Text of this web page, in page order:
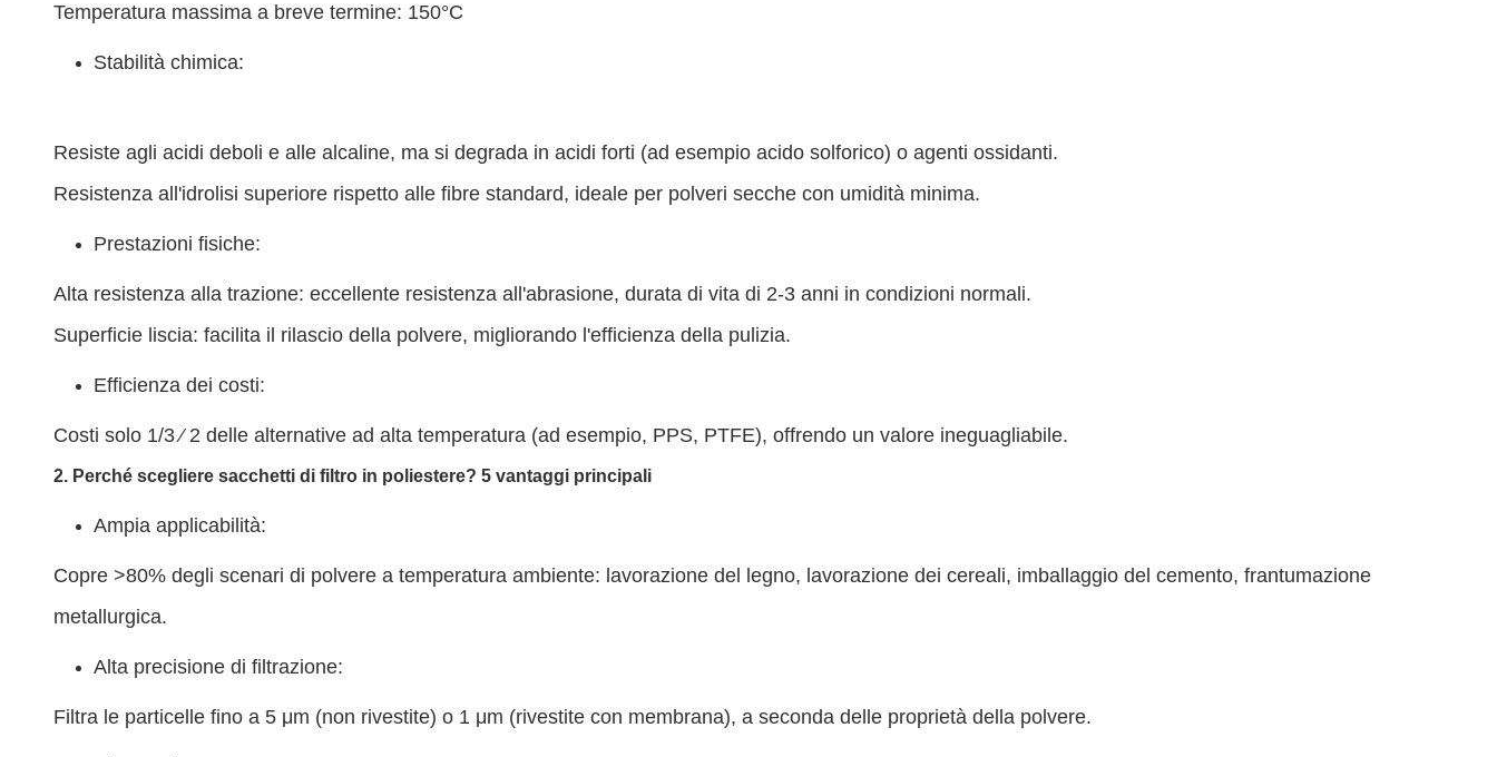
Temperatura massima a breve termine: 150°C
Stabilità chimica:
Resiste agli acidi deboli e alle alcaline, ma si degrada in acidi forti (ad esempio acido solforico) o agenti ossidanti.
Resistenza all'idrolisi superiore rispetto alle fibre standard, ideale per polveri secche con umidità minima.
Prestazioni fisiche:
Alta resistenza alla trazione: eccellente resistenza all'abrasione, durata di vita di 2-3 anni in condizioni normali.
Superficie liscia: facilita il rilascio della polvere, migliorando l'efficienza della pulizia.
Efficienza dei costi:
Costi solo 1/3 ⁄ 2 delle alternative ad alta temperatura (ad esempio, PPS, PTFE), offrendo un valore ineguagliabile.
2. Perché scegliere sacchetti di filtro in poliestere? 5 vantaggi principali
Ampia applicabilità:
Copre >80% degli scenari di polvere a temperatura ambiente: lavorazione del legno, lavorazione dei cereali, imballaggio del cemento, frantumazione
metallurgica.
Alta precisione di filtrazione:
Filtra le particelle fino a 5 μm (non rivestite) o 1 μm (rivestite con membrana), a seconda delle proprietà della polvere.